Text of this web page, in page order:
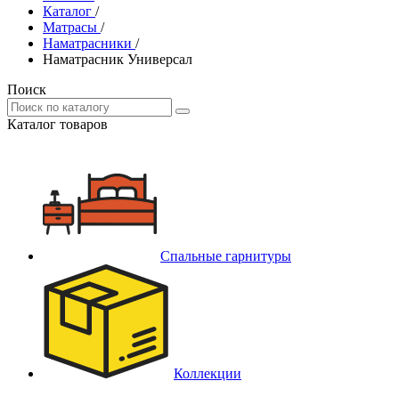
Каталог /
Матрасы /
Наматрасники /
Наматрасник Универсал
Поиск
Каталог товаров
Спальные гарнитуры
Коллекции